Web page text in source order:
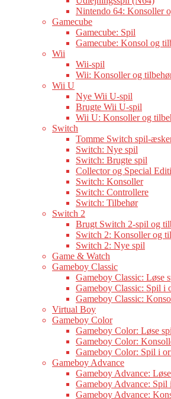
Nintendo 64: Konsoller
Gamecube
Gamecube: Spil
Gamecube: Konsol og
Wii
Wii-spil
Wii: Konsoller og
Wii U
Nye Wii U-spil
Brugte Wii U-spil
Wii U: Konsoller og
Switch
Tomme Switch spil-
Switch: Nye spil
Switch: Brugte spil
Collector og Special
Switch: Konsoller
Switch: Controllere
Switch: Tilbehør
Switch 2
Brugt Switch 2-spil og
Switch 2: Konsoller og
Switch 2: Nye spil
Game & Watch
Gameboy Classic
Gameboy Classic: Løse
Gameboy Classic: Spil i
Gameboy Classic:
Virtual Boy
Gameboy Color
Gameboy Color: Løse
Gameboy Color:
Gameboy Color: Spil i
Gameboy Advance
Gameboy Advance:
Gameboy Advance: Spil
Gameboy Advance: